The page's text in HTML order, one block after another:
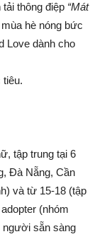
thông điệp “Mát
hè nóng bức
Love dành cho
tập trung tại 6
Đà Nẵng, Cần
và từ 15-18 (tập
(nhóm
người sẵn sàng